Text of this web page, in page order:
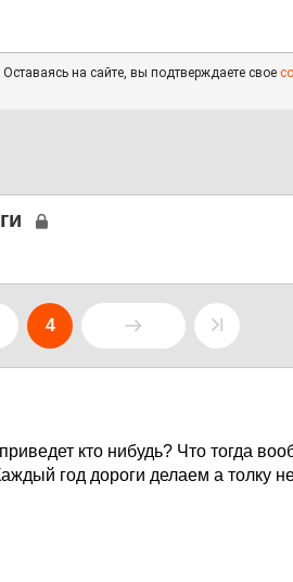
на сайте, вы подтверждаете свое
4
кто нибудь? Что тогда
год дороги делаем а толку